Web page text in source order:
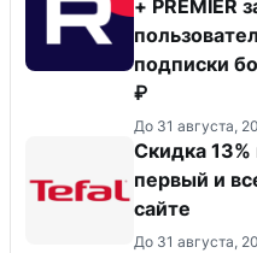
+ PREMIER
подписки
₽
До 31 августа,
Скидка 13%
первый и
сайте
До 31 августа,